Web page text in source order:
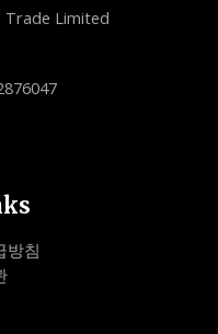
Trade Limited
방침